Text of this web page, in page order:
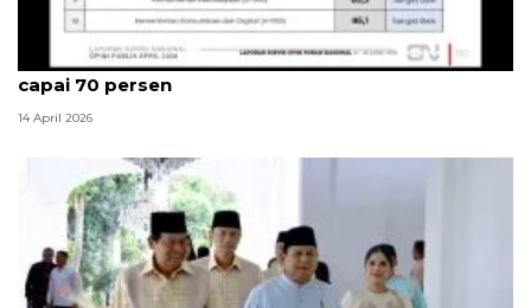
Survei Cyrus catat kepuasan publik kinerja kabinet
capai 70 persen
14 April 2026